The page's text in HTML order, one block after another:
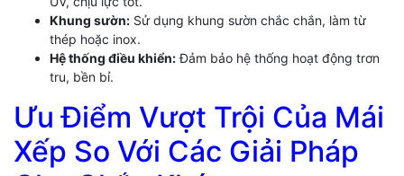
Khung sườn: Sử dụng khung sườn chắc chắn, làm từ
thép hoặc inox.
Hệ thống điều khiển:Đảm bảo hệ thống hoạt động trơn
tru, bền bỉ.
Ưu Điểm Vượt Trội Của Mái
Xếp So Với Các Giải Pháp